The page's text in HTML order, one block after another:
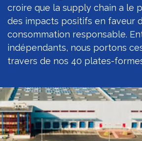
croire que la supply chain a le
des impacts positifs en faveur
consommation responsable.
indépendants, nous portons
travers de nos 40 plates-